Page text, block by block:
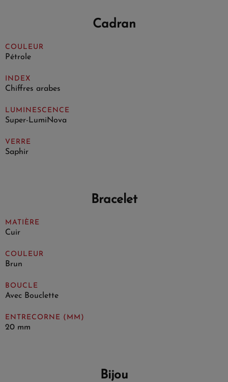
Cadran
COULEUR
Pétrole
INDEX
Chiffres arabes
LUMINESCENCE
Super-LumiNova
VERRE
Saphir
Bracelet
MATIÈRE
Cuir
COULEUR
Brun
BOUCLE
Avec Bouclette
ENTRECORNE (MM)
20 mm
Bijou